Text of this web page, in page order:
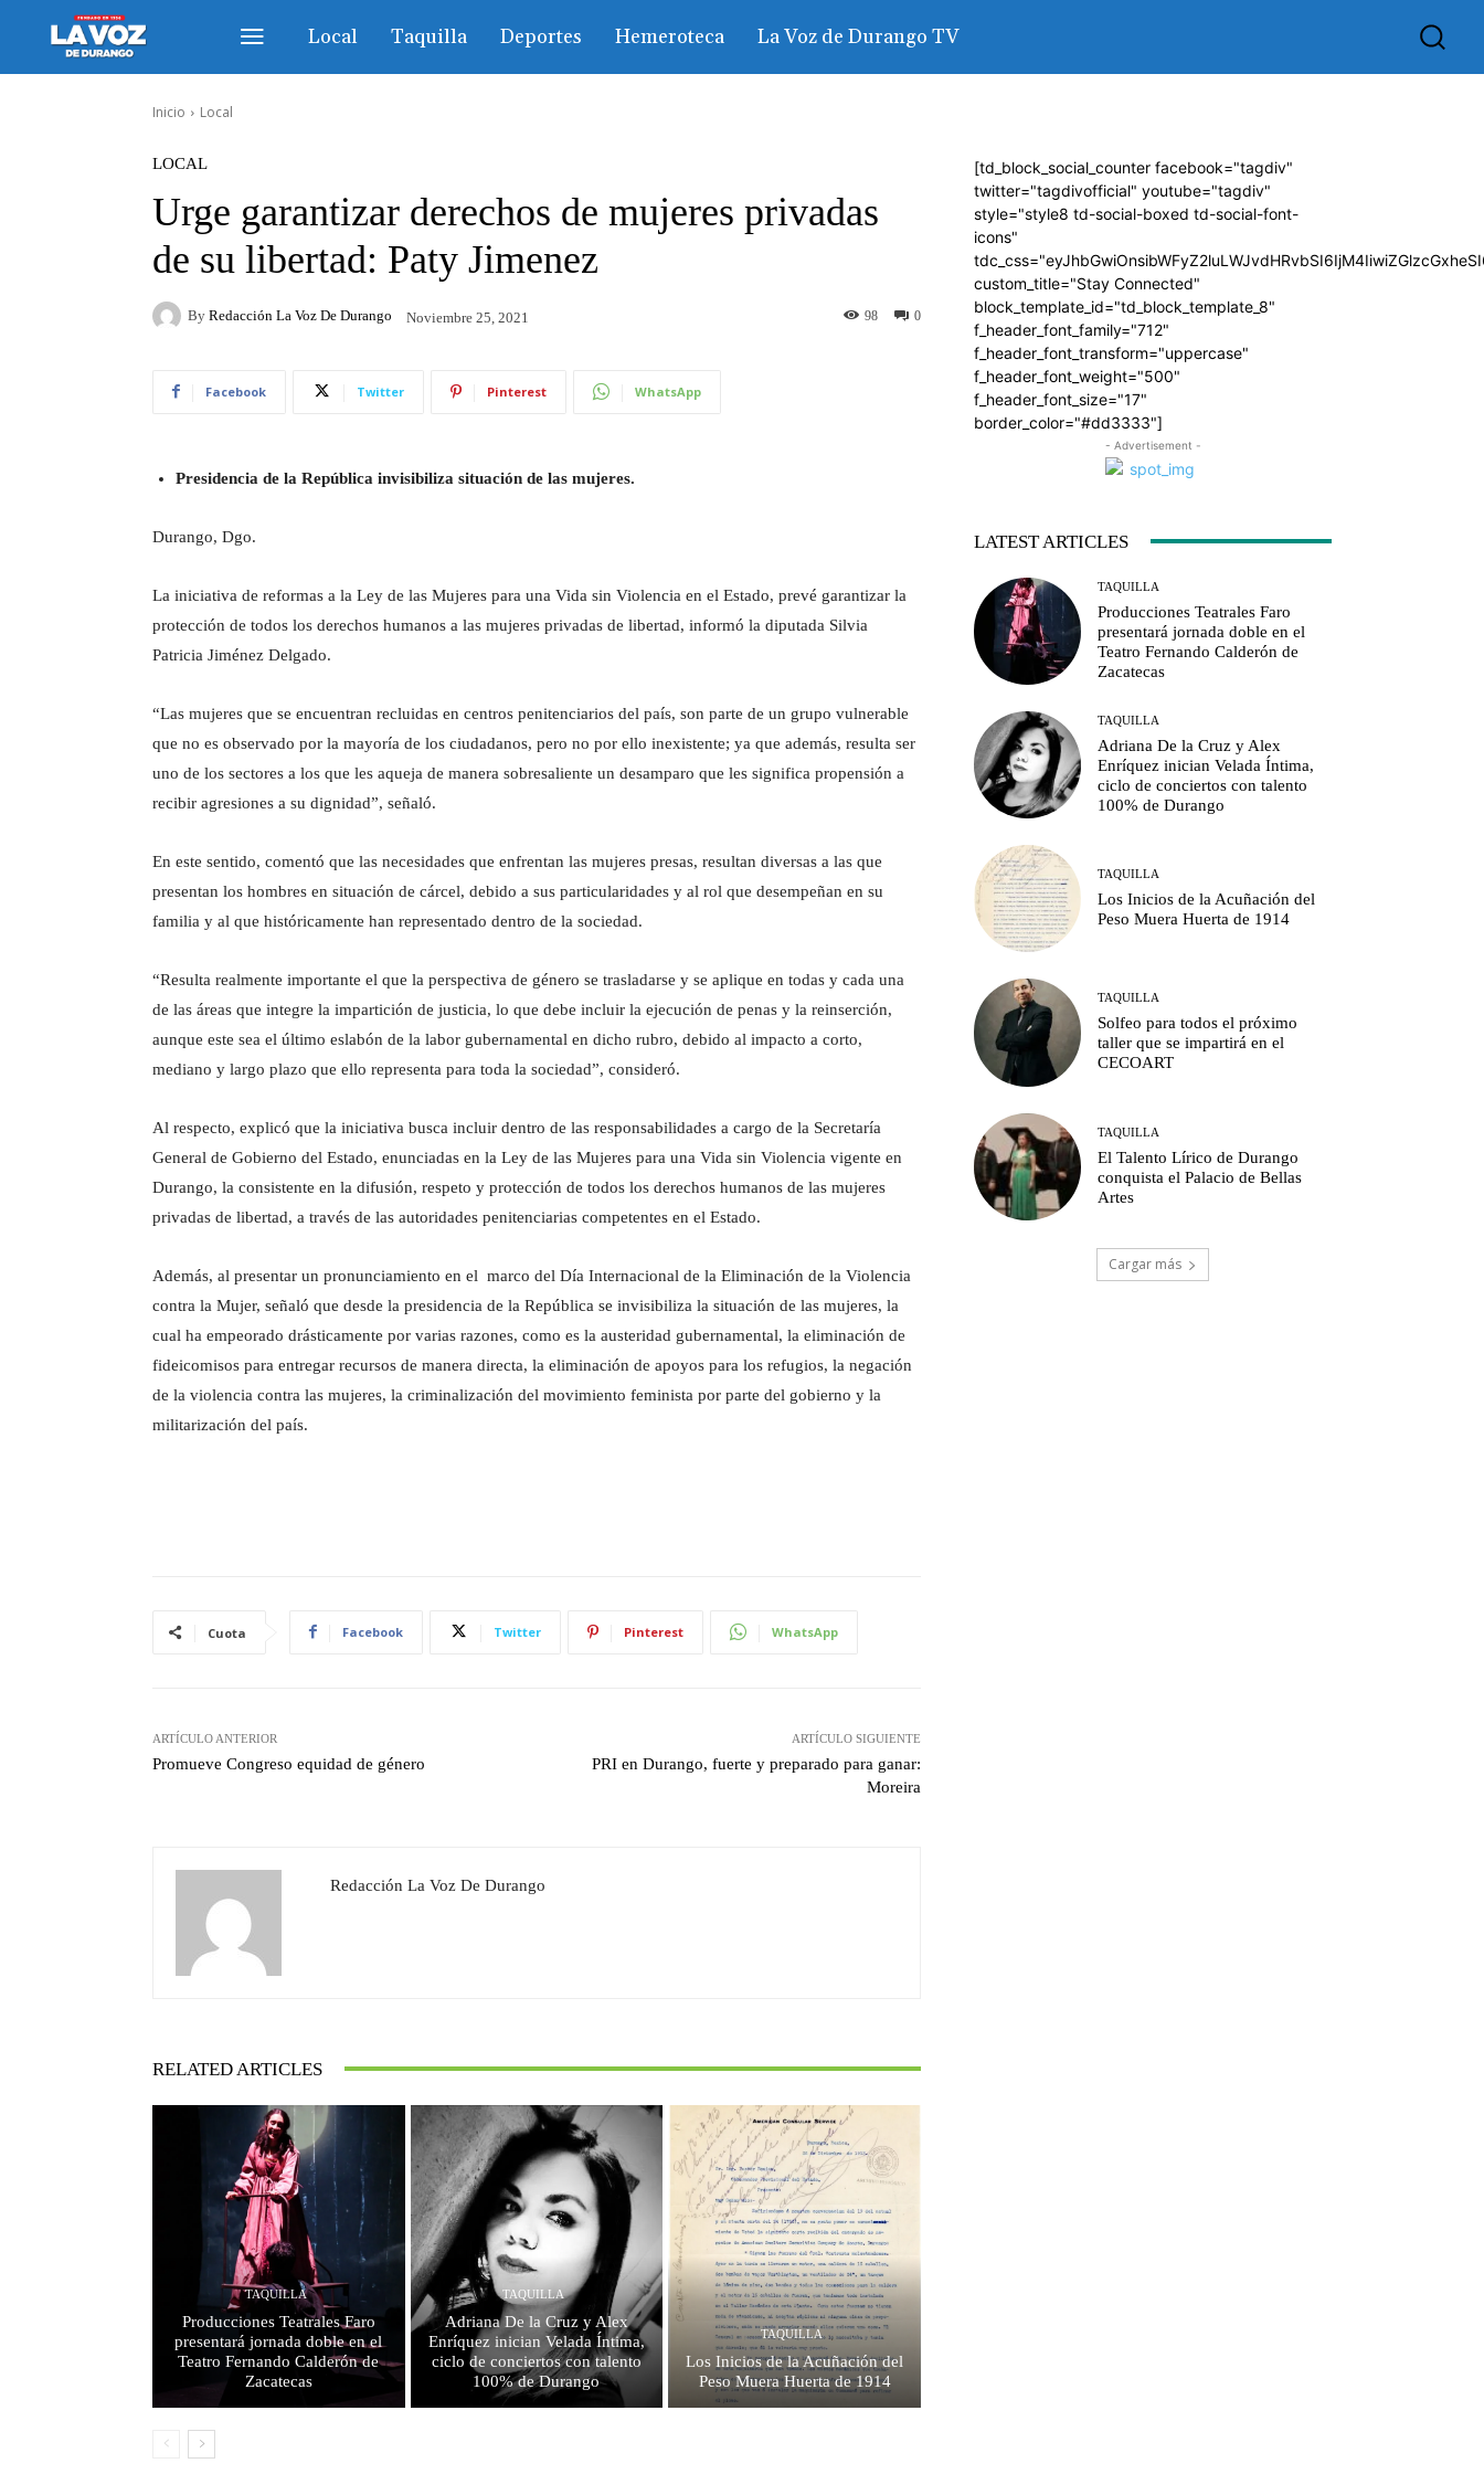
Local Taquilla Deportes Hemeroteca La Voz de Durango TV
Inicio Local
LOCAL
Urge garantizar derechos de mujeres privadas
de su libertad: Paty Jimenez
By Redacción La Voz De Durango Noviembre 25, 2021 0
98
Facebook Twitter Pinterest WhatsApp
Presidencia de la República invisibiliza situación de las mujeres.
Durango, Dgo.
La iniciativa de reformas a la Ley de las Mujeres para una Vida sin Violencia en el Estado, prevé garantizar la
protección de todos los derechos humanos a las mujeres privadas de libertad, informó la diputada Silvia
Patricia Jiménez Delgado.
“Las mujeres que se encuentran recluidas en centros penitenciarios del país, son parte de un grupo vulnerable
que no es observado por la mayoría de los ciudadanos, pero no por ello inexistente; ya que además, resulta ser
uno de los sectores a los que les aqueja de manera sobresaliente un desamparo que les significa propensión a
recibir agresiones a su dignidad”, señaló.
En este sentido, comentó que las necesidades que enfrentan las mujeres presas, resultan diversas a las que
presentan los hombres en situación de cárcel, debido a sus particularidades y al rol que desempeñan en su
familia y al que históricamente han representado dentro de la sociedad.
“Resulta realmente importante el que la perspectiva de género se trasladarse y se aplique en todas y cada una
de las áreas que integre la impartición de justicia, lo que debe incluir la ejecución de penas y la reinserción,
aunque este sea el último eslabón de la labor gubernamental en dicho rubro, debido al impacto a corto,
mediano y largo plazo que ello representa para toda la sociedad”, consideró.
Al respecto, explicó que la iniciativa busca incluir dentro de las responsabilidades a cargo de la Secretaría
General de Gobierno del Estado, enunciadas en la Ley de las Mujeres para una Vida sin Violencia vigente en
Durango, la consistente en la difusión, respeto y protección de todos los derechos humanos de las mujeres
privadas de libertad, a través de las autoridades penitenciarias competentes en el Estado.
Además, al presentar un pronunciamiento en el marco del Día Internacional de la Eliminación de la Violencia
contra la Mujer, señaló que desde la presidencia de la República se invisibiliza la situación de las mujeres, la
cual ha empeorado drásticamente por varias razones, como es la austeridad gubernamental, la eliminación de
fideicomisos para entregar recursos de manera directa, la eliminación de apoyos para los refugios, la negación
de la violencia contra las mujeres, la criminalización del movimiento feminista por parte del gobierno y la
militarización del país.
Cuota Facebook Twitter Pinterest WhatsApp
ARTÍCULO ANTERIOR
Promueve Congreso equidad de género
ARTÍCULO SIGUIENTE
PRI en Durango, fuerte y preparado para ganar:
Moreira
Redacción La Voz De Durango
RELATED ARTICLES
TAQUILLA
Producciones Teatrales Faro
presentará jornada doble en el
Teatro Fernando Calderón de
Zacatecas
TAQUILLA
Adriana De la Cruz y Alex
Enríquez inician Velada Íntima,
ciclo de conciertos con talento
100% de Durango
TAQUILLA
Los Inicios de la Acuñación del
Peso Muera Huerta de 1914
[td_block_social_counter facebook="tagdiv"
twitter="tagdivofficial" youtube="tagdiv"
style="style8 td-social-boxed td-social-font-
icons"
custom_title="Stay Connected"
block_template_id="td_block_template_8"
f_header_font_family="712"
f_header_font_transform="uppercase"
f_header_font_weight="500"
f_header_font_size="17"
border_color="#dd3333"]
- Advertisement -
LATEST ARTICLES
TAQUILLA
Producciones Teatrales Faro
presentará jornada doble en el
Teatro Fernando Calderón de
Zacatecas
TAQUILLA
Adriana De la Cruz y Alex
Enríquez inician Velada Íntima,
ciclo de conciertos con talento
100% de Durango
TAQUILLA
Los Inicios de la Acuñación del
Peso Muera Huerta de 1914
TAQUILLA
Solfeo para todos el próximo
taller que se impartirá en el
CECOART
TAQUILLA
El Talento Lírico de Durango
conquista el Palacio de Bellas
Artes
Cargar más